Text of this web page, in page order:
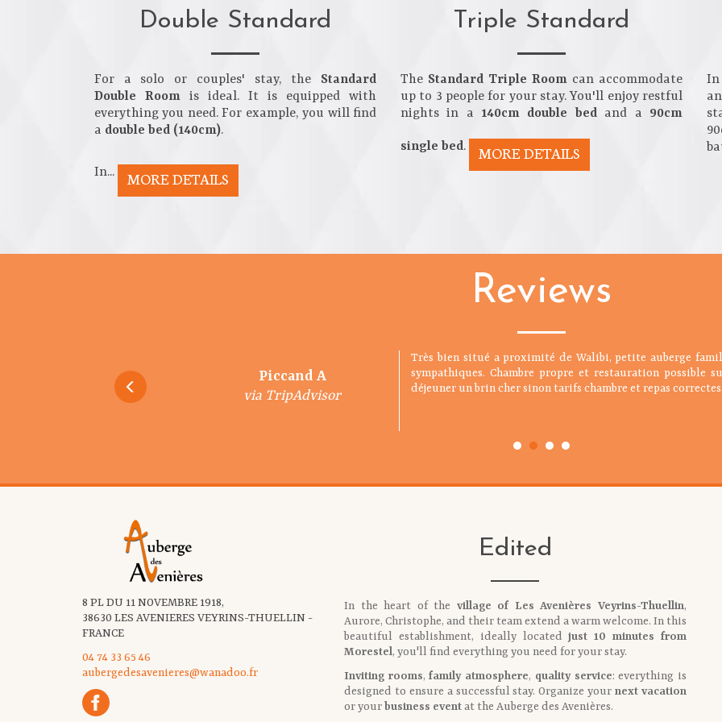
Double Standard
For a solo or couples' stay, the Standard
Double Room is ideal. It is equipped with
everything you need. For example, you will find
a double bed (140cm).
In... MORE DETAILS
Triple Standard
The Standard Triple Roomcan accommodate
up to 3 people for your stay. You'll enjoy restful
nights in a 140cm double bedand a 90cm
single bed. MORE DETAILS
In
Reviews
Melanie Crouzet
via Google
1 nuit avec nos 5 ados dans cette auberge très sympa,
gentillesse. Le buffet sucré salé du petit déj est copieux.
dans un parc à proximité. Parking dédié et sous video
Piccand A
via TripAdvisor
Très bien situé a proximité de Walibi, petite auberge
sympathiques. Chambre propre et restauration possible
déjeuner un brin cher sinon tarifs chambre et repas
ElianeMichel
via TripAdvisor
Au hasard de notre retour avons déjeuné dans le
service très bien, belle salle à manger et cuisine
saison. Grand parking à disposition, facile d'accès.
Murielle C
via TripAdvisor
Un repas délicieux, plats faits maison, nous avons adoré
plats nickel et le dessert : des glaces avec une découverte
! Et le prix du menu complet : imbattable et d'un
8 PL DU 11 NOVEMBRE 1918,
38630 LES AVENIERES VEYRINS-THUELLIN -
FRANCE
04 74 33 65 46
aubergedesavenieres@wanadoo.fr
Edited
In the heart of the village of Les Avenières Veyrins-Thuellin,
Aurore, Christophe, and their team extend a warm welcome. In this
beautiful establishment, ideally locatedjust 10 minutes from
Morestel, you'll find everything you need for your stay.
Inviting rooms,family atmosphere, quality service: everything is
designed to ensure a successful stay. Organize yournext vacation
or yourbusiness eventat the Auberge des Avenières.